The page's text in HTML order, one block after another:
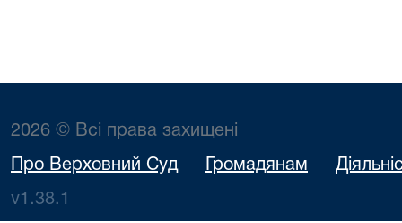
2026 © Всі права захищені
Про Верховний Суд Громадянам
v1.38.1